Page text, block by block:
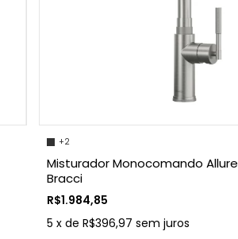
+2
Misturador Monocomando Allure
Bracci
R$1.984,85
5 x de R$396,97 sem juros